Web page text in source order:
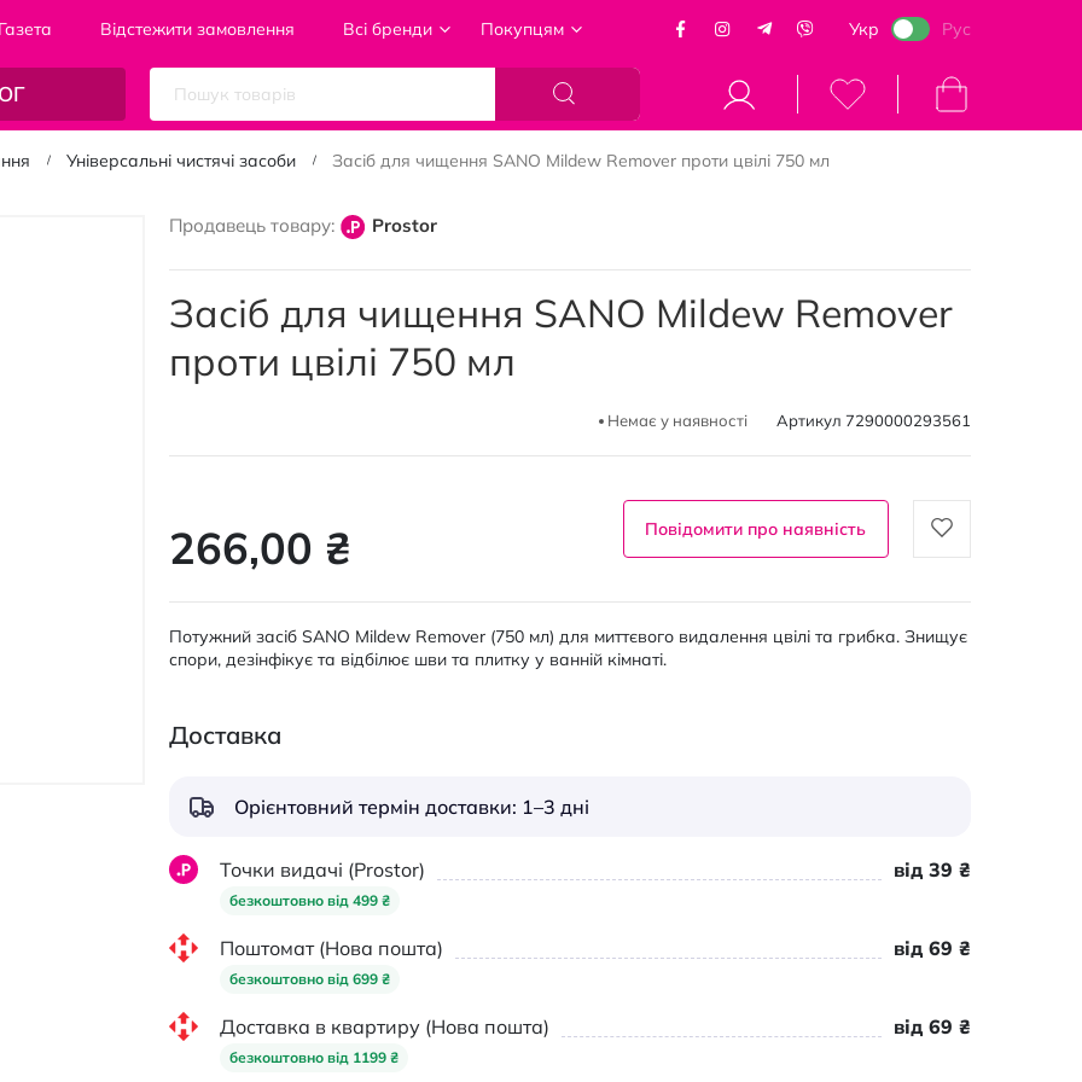
Газета Відстежити замовлення Всі бренди Покупцям Укр Рус
Кошик
Універсальні чистячі засоби Засіб для чищення SANO Mildew Remover проти цвілі 750 мл
Продавець товару: Prostor
Засіб для чищення SANO Mildew Remover
проти цвілі 750 мл
Немає у наявності Артикул 7290000293561
266,00 ₴ Повідомити про наявність
Потужний засіб SANO Mildew Remover (750 мл) для миттєвого видалення цвілі та грибка. Знищує
спори, дезінфікує та відбілює шви та плитку у ванній кімнаті.
Доставка
Орієнтовний термін доставки: 1–3 дні
Точки видачі (Prostor)
безкоштовно від 499 ₴
від 39 ₴
Поштомат (Нова пошта)
безкоштовно від 699 ₴
від 69 ₴
Доставка в квартиру (Нова пошта)
безкоштовно від 1199 ₴
від 69 ₴